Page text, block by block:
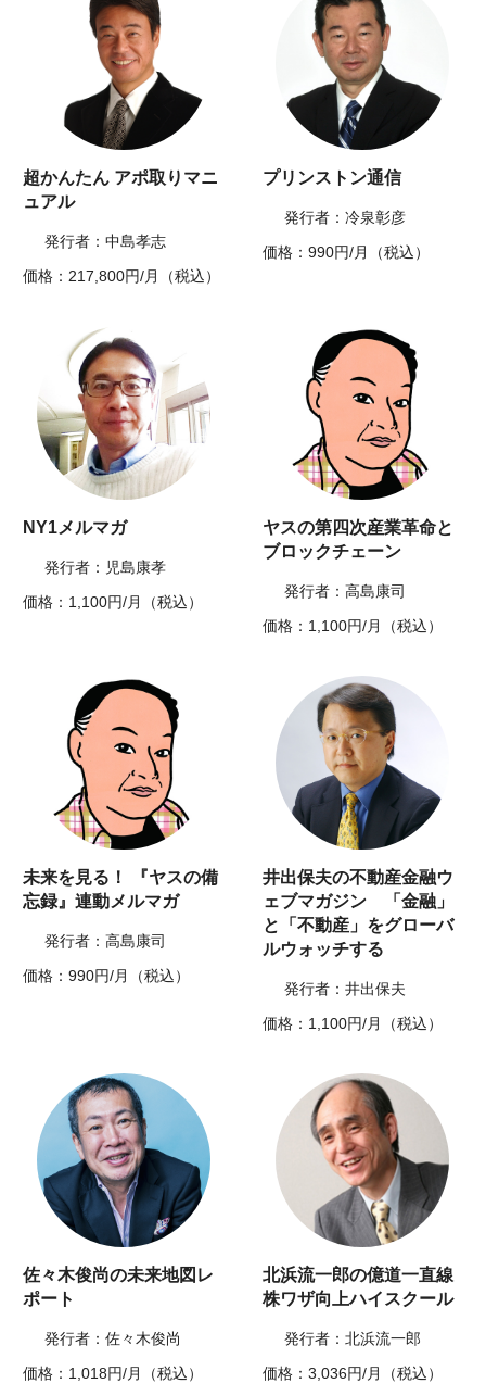
超かんたん アポ取りマニ
ュアル
発行者：中島孝志
価格：217,800円/月（税込）
プリンストン通信
発行者：冷泉彰彦
価格：990円/月（税込）
NY1メルマガ
発行者：児島康孝
価格：1,100円/月（税込）
ヤスの第四次産業革命と
ブロックチェーン
発行者：高島康司
価格：1,100円/月（税込）
未来を見る！ 『ヤスの備
忘録』連動メルマガ
発行者：高島康司
価格：990円/月（税込）
井出保夫の不動産金融ウ
ェブマガジン 「金融」
と「不動産」をグローバ
ルウォッチする
発行者：井出保夫
価格：1,100円/月（税込）
佐々木俊尚の未来地図レ
ポート
発行者：佐々木俊尚
価格：1,018円/月（税込）
北浜流一郎の億道一直線
株ワザ向上ハイスクール
発行者：北浜流一郎
価格：3,036円/月（税込）